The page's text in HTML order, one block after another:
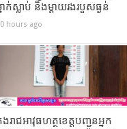
ាក់ស្លាប់ និងម្តាយរងរបួសធ្ងន់
hours ago
រាជឣាវុធហត្ថខេត្តបញ្ជូនអ្នក